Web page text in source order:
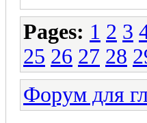
Pages: 1 2 3
25 26 27 28
Форум для